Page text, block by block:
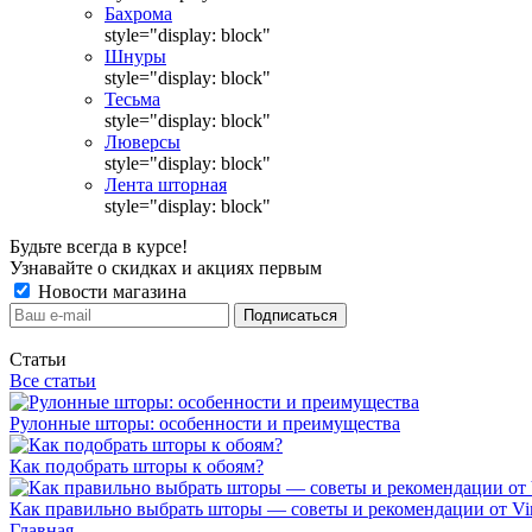
Бахрома
style="display: block"
Шнуры
style="display: block"
Тесьма
style="display: block"
Люверсы
style="display: block"
Лента шторная
style="display: block"
Будьте всегда в курсе!
Узнавайте о скидках и акциях первым
Новости магазина
Статьи
Все статьи
Рулонные шторы: особенности и преимущества
Как подобрать шторы к обоям?
Как правильно выбрать шторы — советы и рекомендации от